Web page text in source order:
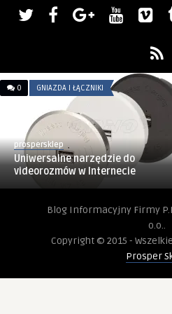
0 GNIAZDA I ŁĄCZNIKI
prospersklep
Uniwersalne narzędzie do
videorozmów w Internecie
Blog Informacyjny Firmy
o.o..
Copyright © 2015 -
Prosper